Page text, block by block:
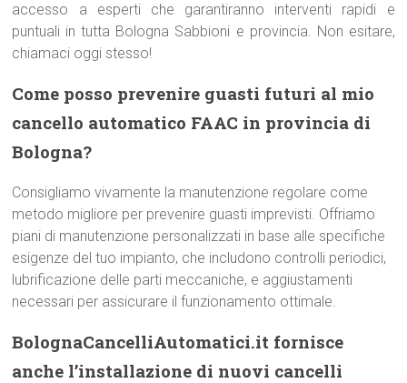
accesso a esperti che garantiranno interventi rapidi e
puntuali in tutta Bologna Sabbioni e provincia. Non esitare,
chiamaci oggi stesso!
Come posso prevenire guasti futuri al mio
cancello automatico FAAC in provincia di
Bologna?
Consigliamo vivamente la manutenzione regolare come
metodo migliore per prevenire guasti imprevisti. Offriamo
piani di manutenzione personalizzati in base alle specifiche
esigenze del tuo impianto, che includono controlli periodici,
lubrificazione delle parti meccaniche, e aggiustamenti
necessari per assicurare il funzionamento ottimale.
BolognaCancelliAutomatici.it fornisce
anche l’installazione di nuovi cancelli